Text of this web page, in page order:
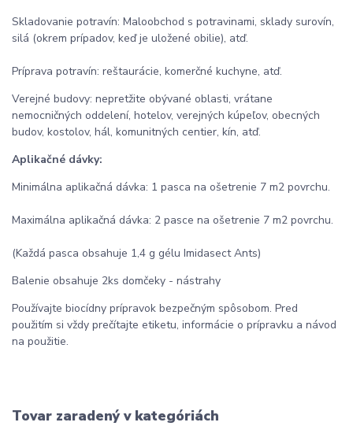
Skladovanie potravín: Maloobchod s potravinami, sklady surovín,
silá (okrem prípadov, keď je uložené obilie), atď.
Príprava potravín: reštaurácie, komerčné kuchyne, atď.
Verejné budovy: nepretžite obývané oblasti, vrátane
nemocničných oddelení, hotelov, verejných kúpeľov, obecných
budov, kostolov, hál, komunitných centier, kín, atď.
Aplikačné dávky:
Minimálna aplikačná dávka: 1 pasca na ošetrenie 7 m2 povrchu.
Maximálna aplikačná dávka: 2 pasce na ošetrenie 7 m2 povrchu.
(Každá pasca obsahuje 1,4 g gélu Imidasect Ants)
Balenie obsahuje 2ks domčeky - nástrahy
Používajte biocídny prípravok bezpečným spôsobom. Pred
použitím si vždy prečítajte etiketu, informácie o prípravku a návod
na použitie.
Tovar zaradený v kategóriách